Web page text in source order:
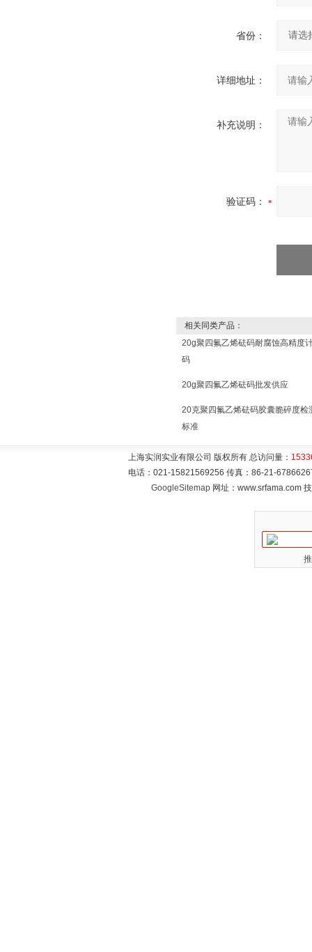
省份：
详细地址：
补充说明：
验证码：
相关同类产品：
20g聚四氟乙烯砝码耐腐蚀高精度
码
20g聚四氟乙烯砝码批发供应
20克聚四氟乙烯砝码胶囊脆碎度检
标准
上海实润实业有限公司 版权所有 总访问量：
电话：021-15821569256 传真：86-21-
GoogleSitemap网址：www.srfama.com